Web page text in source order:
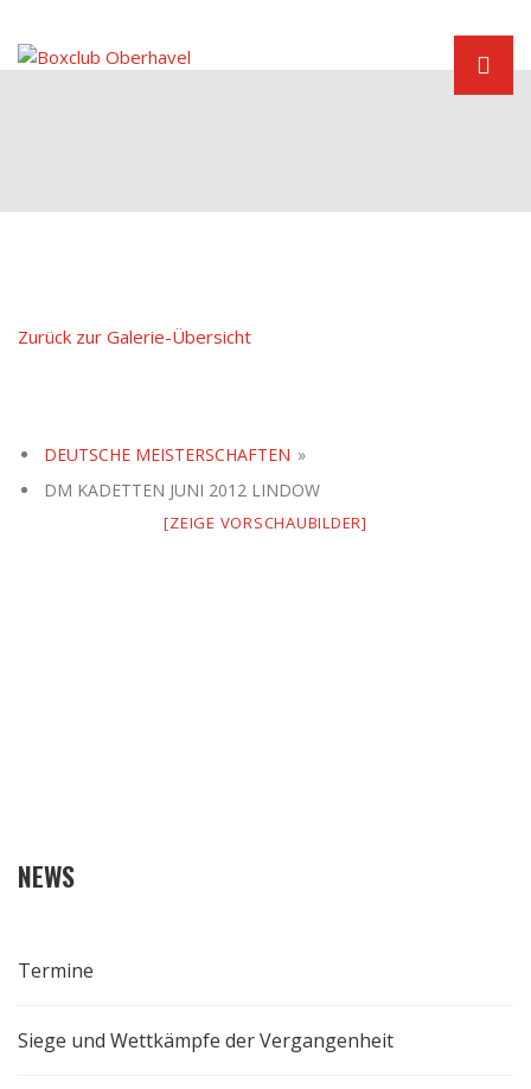
Inhalt
springen
Zurück zur Galerie-Übersicht
DEUTSCHE MEISTERSCHAFTEN »
DM KADETTEN JUNI 2012 LINDOW
[ZEIGE VORSCHAUBILDER]
NEWS
Termine
Siege und Wettkämpfe der Vergangenheit